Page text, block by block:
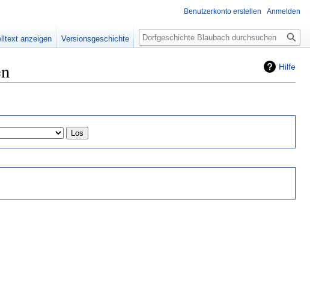
Hilfe
Benutzerkonto erstellen Anmelden
anzeigen Versionsgeschichte Suche